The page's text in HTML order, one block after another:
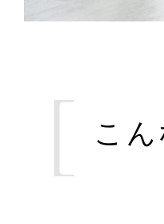
こ